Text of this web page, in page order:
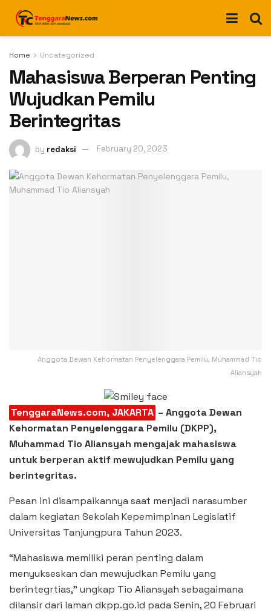
Home Uncategorized
Mahasiswa Berperan Penting
Wujudkan Pemilu
Berintegritas
by redaksi February 20, 2023
Anggota Dewan Kehormatan Penyelenggara Pemilu, Muhammad Tio
Aliansyah
TenggaraNews.com, JAKARTA – Anggota Dewan
Kehormatan Penyelenggara Pemilu (DKPP),
Muhammad Tio Aliansyah mengajak mahasiswa
untuk berperan aktif mewujudkan Pemilu yang
berintegritas.
Pesan ini disampaikannya saat menjadi narasumber
dalam kegiatan Sekolah Kepemimpinan Legislatif
Universitas Tanjungpura Tahun 2023.
“Mahasiswa memiliki peran penting dalam
menyukseskan dan mewujudkan Pemilu yang
berintegrtias,” ungkap Tio Aliansyah sebagaimana
dilansir dari laman dkpp.go.id pada Senin, 20 Februari